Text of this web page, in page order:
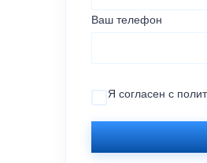
Ваш телефон
Я согласен с